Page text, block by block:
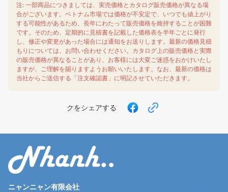
注: 一部商品につきましては、実売価格とカタログ販売価格が異なる場
合がございます。ベトナム市場では価格が不安定で、いつでも値上がり
する可能性があるため、長年にわたって販売価格を維持することが困難
です。そのため、定期的に見積書を記載した価格表を半年ごとに発行
し、修正や変更があった場合には通知をお送りします。最新の価格見積
もりについては、お問い合わせください。カタログ上の販売価格と実際
の販売価格が異なることがあり、お客様には大変ご迷惑をおかけいたし
ますが、ご理解を賜りますようお願いいたします。なお、最新の価格は
当社からご送信する「注文確認書」に明記させていただきます。
クをシェアする
ニャンニャン有限会社